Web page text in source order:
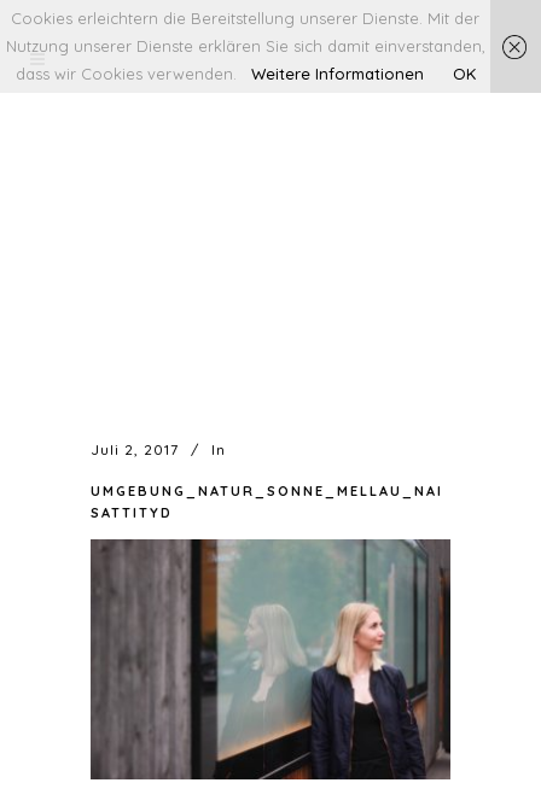
Juli 2, 2017 In
UMGEBUNG_NATUR_SONNE_MELLAU_NAI
SATTITYD
Cookies erleichtern die Bereitstellung unserer Dienste. Mit der
Nutzung unserer Dienste erklären Sie sich damit einverstanden,
dass wir Cookies verwenden.
Weitere Informationen OK